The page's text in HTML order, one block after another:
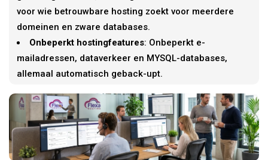
voor wie betrouwbare hosting zoekt voor meerdere
domeinen en zware databases.
Onbeperkt hostingfeatures: Onbeperkt e-
mailadressen, dataverkeer en MYSQL-databases,
allemaal automatisch geback-upt.